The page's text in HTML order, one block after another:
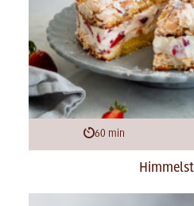
60 min